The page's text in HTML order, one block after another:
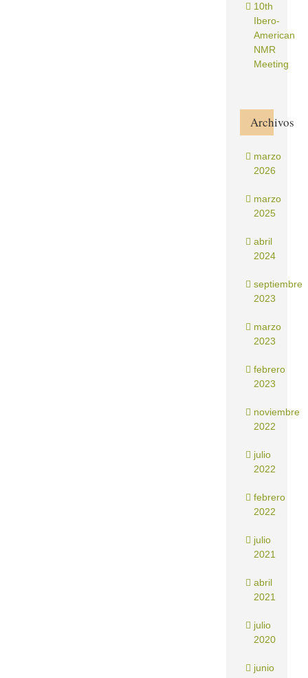
10th
Ibero-
American
NMR
Meeting
Archivos
marzo
2026
marzo
2025
abril
2024
septiembre
2023
marzo
2023
febrero
2023
noviembre
2022
julio
2022
febrero
2022
julio
2021
abril
2021
julio
2020
junio